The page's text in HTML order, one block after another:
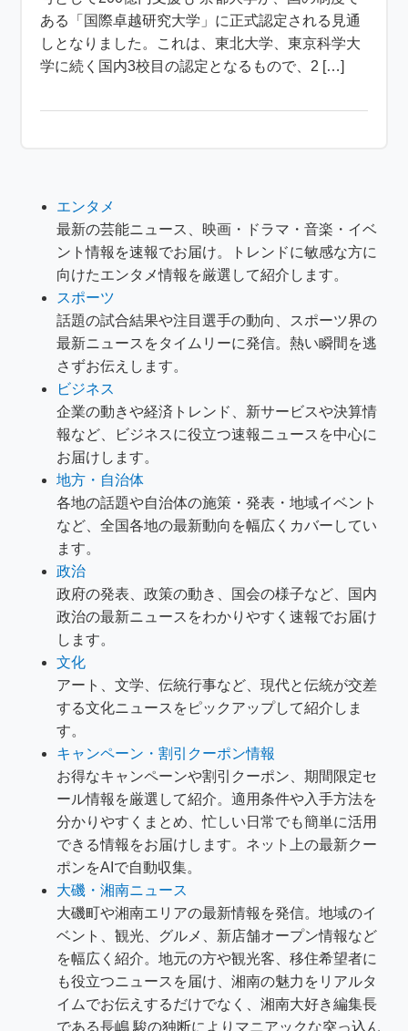
ある「国際卓越研究大学」に正式認定される見通
しとなりました。これは、東北大学、東京科学大
学に続く国内3校目の認定となるもので、2 […]
エンタメ
最新の芸能ニュース、映画・ドラマ・音楽・イベ
ント情報を速報でお届け。トレンドに敏感な方に
向けたエンタメ情報を厳選して紹介します。
スポーツ
話題の試合結果や注目選手の動向、スポーツ界の
最新ニュースをタイムリーに発信。熱い瞬間を逃
さずお伝えします。
ビジネス
企業の動きや経済トレンド、新サービスや決算情
報など、ビジネスに役立つ速報ニュースを中心に
お届けします。
地方・自治体
各地の話題や自治体の施策・発表・地域イベント
など、全国各地の最新動向を幅広くカバーしてい
ます。
政治
政府の発表、政策の動き、国会の様子など、国内
政治の最新ニュースをわかりやすく速報でお届け
します。
文化
アート、文学、伝統行事など、現代と伝統が交差
する文化ニュースをピックアップして紹介しま
す。
キャンペーン・割引クーポン情報
お得なキャンペーンや割引クーポン、期間限定セ
ール情報を厳選して紹介。適用条件や入手方法を
分かりやすくまとめ、忙しい日常でも簡単に活用
できる情報をお届けします。ネット上の最新クー
ポンをAIで自動収集。
大磯・湘南ニュース
大磯町や湘南エリアの最新情報を発信。地域のイ
ベント、観光、グルメ、新店舗オープン情報など
を幅広く紹介。地元の方や観光客、移住希望者に
も役立つニュースを届け、湘南の魅力をリアルタ
イムでお伝えするだけでなく、湘南大好き編集長
である長嶋 駿の独断によりマニアックな突っ込ん